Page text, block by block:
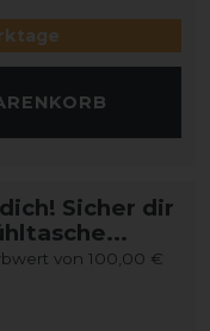
Sicher dir
von 100,00 €